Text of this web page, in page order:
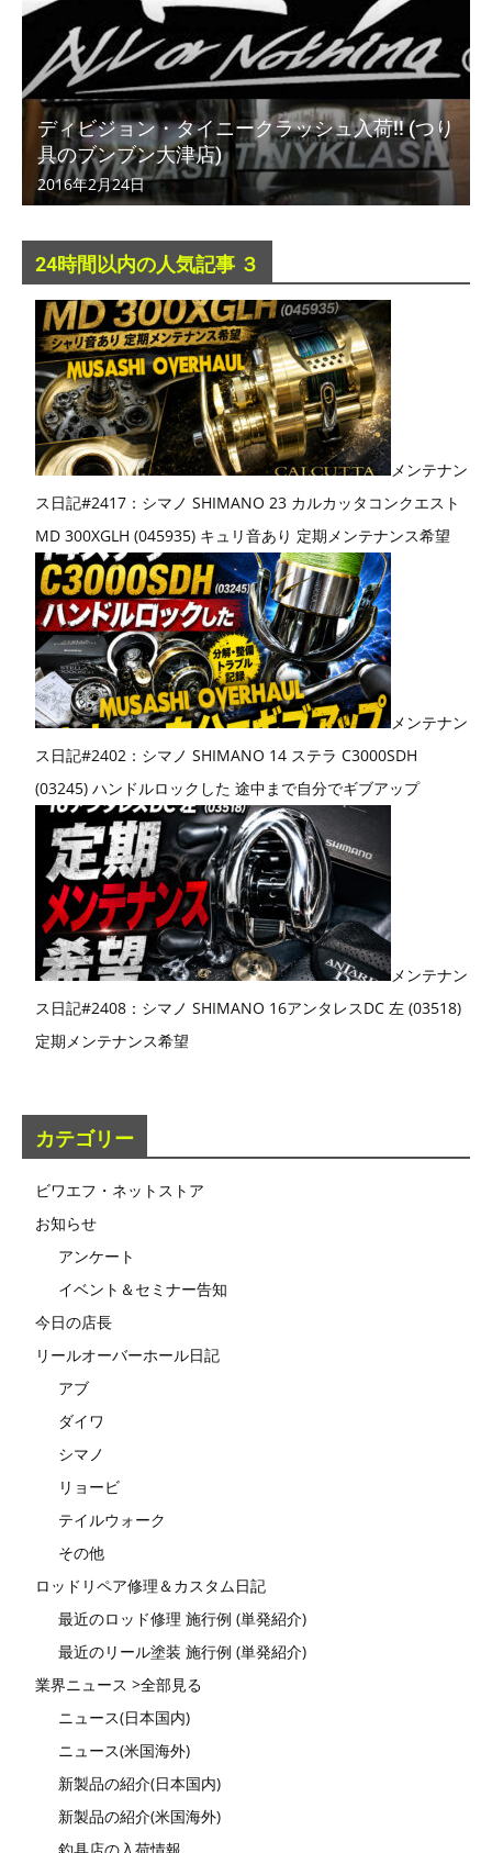
ディビジョン・タイニークラッシュ入荷!! (つり
具のブンブン大津店)
2016年2月24日
24時間以内の人気記事 ３
メンテナン
ス日記#2417：シマノ SHIMANO 23 カルカッタコンクエスト
MD 300XGLH (045935) キュリ音あり 定期メンテナンス希望
メンテナン
ス日記#2402：シマノ SHIMANO 14 ステラ C3000SDH
(03245) ハンドルロックした 途中まで自分でギブアップ
メンテナン
ス日記#2408：シマノ SHIMANO 16アンタレスDC 左 (03518)
定期メンテナンス希望
カテゴリー
ビワエフ・ネットストア
お知らせ
アンケート
イベント＆セミナー告知
今日の店長
リールオーバーホール日記
アブ
ダイワ
シマノ
リョービ
テイルウォーク
その他
ロッドリペア修理＆カスタム日記
最近のロッド修理 施行例 (単発紹介)
最近のリール塗装 施行例 (単発紹介)
業界ニュース >全部見る
ニュース(日本国内)
ニュース(米国海外)
新製品の紹介(日本国内)
新製品の紹介(米国海外)